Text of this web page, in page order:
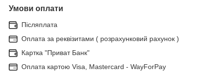
Умови оплати
Післяплата
Оплата за реквізитами ( розрахунковий рахунок )
Картка "Приват Банк"
Оплата картою Visa, Mastercard - WayForPay